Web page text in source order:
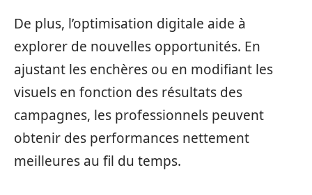
De plus, l’optimisation digitale aide à
explorer de nouvelles opportunités. En
ajustant les enchères ou en modifiant les
visuels en fonction des résultats des
campagnes, les professionnels peuvent
obtenir des performances nettement
meilleures au fil du temps.